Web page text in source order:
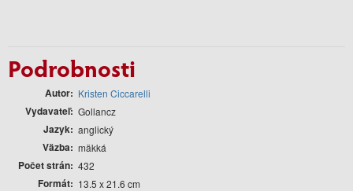
Podrobnosti
Autor Kristen Ciccarelli
Vydavateľ Gollancz
Jazyk anglický
Väzba mäkká
Počet strán 432
Formát 13.5 x 21.6 cm